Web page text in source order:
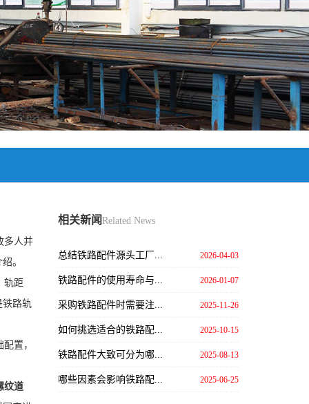
多人并
。
轨距
铁路轨
置，
纹道
相关新闻Related News
总结铁路配件源头工厂... 2026-04-03
铁路配件的使用寿命与... 2026-01-07
采购铁路配件时需要注... 2025-11-26
如何挑选适合的铁路配... 2025-10-15
铁路配件大致可分为哪... 2025-08-13
哪些因素会影响铁路配... 2025-06-25